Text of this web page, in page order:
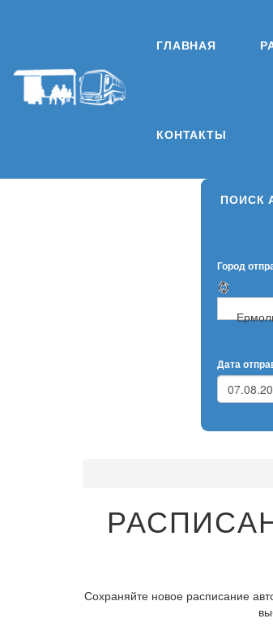
ГЛАВНАЯ
КОНТАКТЫ
ПОИСК
Город
Дата
Сохраняйте новое расписание